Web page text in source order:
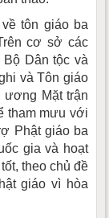
tôn giáo ba
cơ sở các
Dân tộc và
và Tôn giáo
ương Mặt trận
tham mưu với
Phật giáo ba
gia và hoạt
theo chủ đề
giáo vì hòa